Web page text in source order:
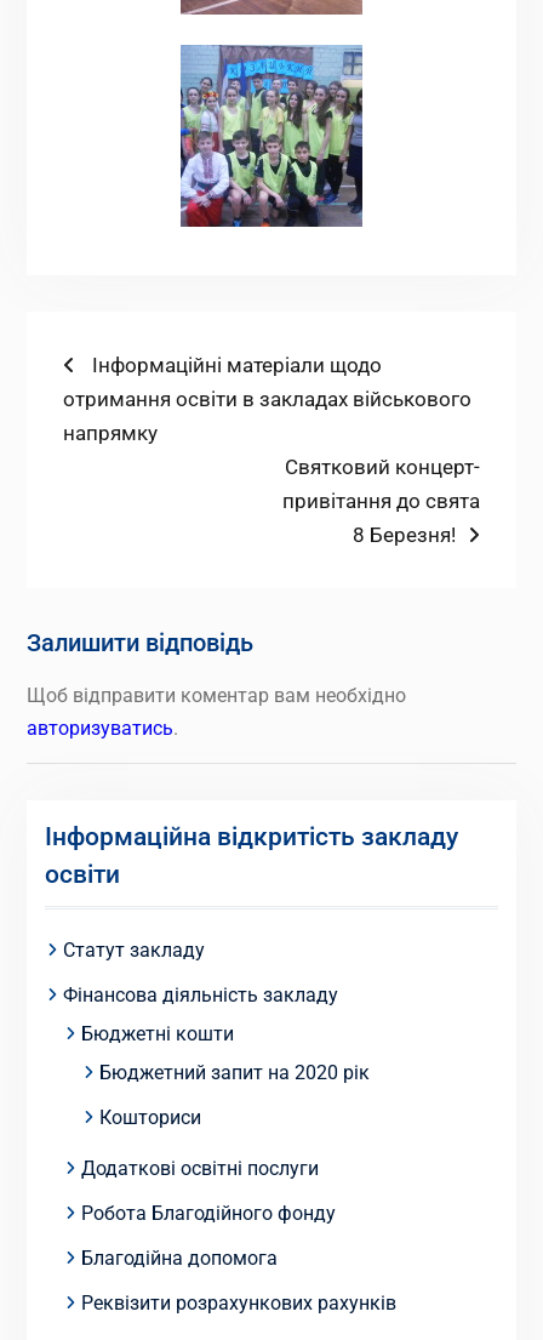
Навігація
записів
Попередній
запис:
Інформаційні матеріали щодо
отримання освіти в закладах військового
напрямку
Наступний
запис:
Святковий концерт-
привітання до свята
8 Березня!
Залишити відповідь
Щоб відправити коментар вам необхідно
авторизуватись.
Інформаційна відкритість закладу
освіти
Статут закладу
Фінансова діяльність закладу
Бюджетні кошти
Бюджетний запит на 2020 рік
Кошториси
Додаткові освітні послуги
Робота Благодійного фонду
Благодійна допомога
Реквізити розрахункових рахунків